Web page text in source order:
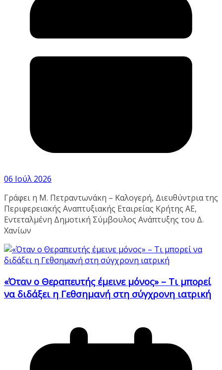
06 Ιούλ 2026
Γράφει η Μ. Πετραντωνάκη – Καλογερή, Διευθύντρια της
Περιφερειακής Αναπτυξιακής Εταιρείας Κρήτης ΑΕ,
Εντεταλμένη Δημοτική Σύμβουλος Ανάπτυξης του Δ.
Χανίων
«Όταν ο Θεραπευτής έμεινε μόνος» – Τι μπορεί
να διδάξει η Γεθσημανή στη σύγχρονη ιατρική